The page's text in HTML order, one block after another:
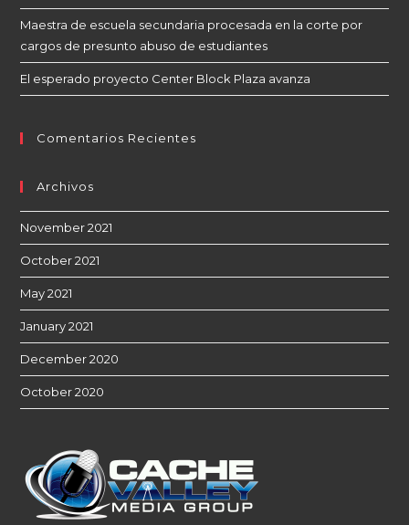
Maestra de escuela secundaria procesada en la corte por
cargos de presunto abuso de estudiantes
El esperado proyecto Center Block Plaza avanza
Comentarios Recientes
Archivos
November 2021
October 2021
May 2021
January 2021
December 2020
October 2020